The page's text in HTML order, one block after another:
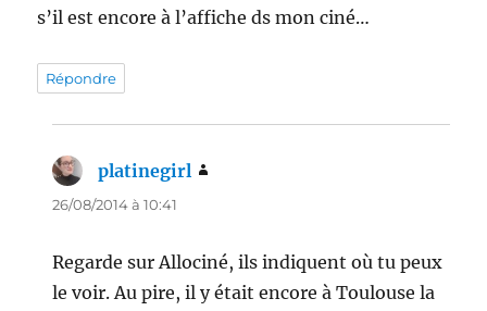
s’il est encore à l’affiche ds mon ciné…
Répondre
platinegirl
26/08/2014 à 10:41
Regarde sur Allociné, ils indiquent où tu peux
le voir. Au pire, il y était encore à Toulouse la